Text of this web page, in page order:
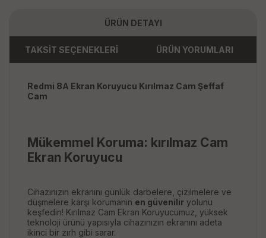
ÜRÜN DETAYI
TAKSİT SEÇENEKLERİ ÜRÜN YORUMLARI
Redmi 8A Ekran Koruyucu Kırılmaz Cam Şeffaf
Cam
Mükemmel Koruma: kırılmaz Cam
Ekran Koruyucu
Cihazınızın ekranını günlük darbelere, çizilmelere ve
düşmelere karşı korumanın en güvenilir yolunu
keşfedin! Kırılmaz Cam Ekran Koruyucumuz, yüksek
teknoloji ürünü yapısıyla cihazınızın ekranını adeta
ikinci bir zırh gibi sarar.